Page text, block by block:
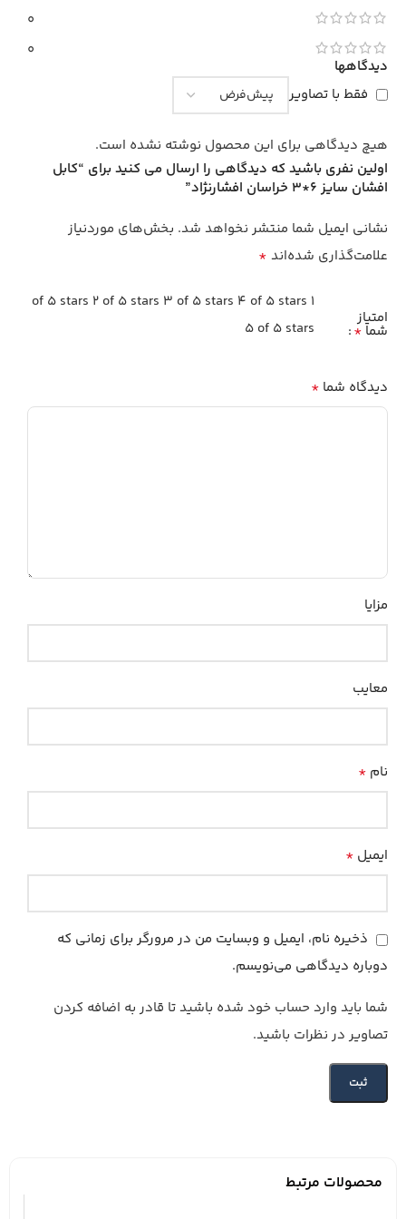
0
0
دیدگاهها
فقط با تصاویر
هیچ دیدگاهی برای این محصول نوشته نشده است.
اولین نفری باشید که دیدگاهی را ارسال می کنید برای “کابل
افشان سایز 6*3 خراسان افشارنژاد”
نشانی ایمیل شما منتشر نخواهد شد. بخش‌های موردنیاز
علامت‌گذاری شده‌اند *
امتیاز
شما*
1 of 5 stars
2 of 5 stars 3 of 5 stars 4 of 5 stars
5 of 5 stars
دیدگاه شما *
مزایا
معایب
نام *
ایمیل *
ذخیره نام، ایمیل و وبسایت من در مرورگر برای زمانی که
دوباره دیدگاهی می‌نویسم.
شما باید وارد حساب خود شده باشید تا قادر به اضافه کردن
تصاویر در نظرات باشید.
محصولات مرتبط